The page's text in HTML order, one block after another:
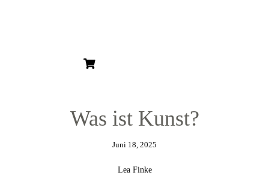
KUNSTDRUCKE
GESCHENKGUTSCHEIN
Was ist Kunst?
Juni 18, 2025
Lea Finke